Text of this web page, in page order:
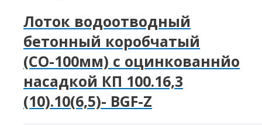
Лоток водоотводный
бетонный коробчатый
(СО-100мм) с оцинкованнйо
насадкой КП 100.16,3
(10).10(6,5)- BGF-Z